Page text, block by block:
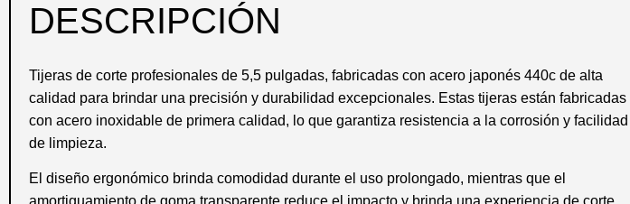
DESCRIPCIÓN
Tijeras de corte profesionales de 5,5 pulgadas, fabricadas con acero japonés 440c de alta
calidad para brindar una precisión y durabilidad excepcionales. Estas tijeras están fabricadas
con acero inoxidable de primera calidad, lo que garantiza resistencia a la corrosión y facilidad
de limpieza.
El diseño ergonómico brinda comodidad durante el uso prolongado, mientras que el